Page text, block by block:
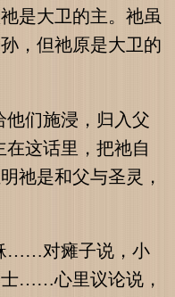
是大卫的主。祂虽
，但祂原是大卫的
他们施浸，归入父
在这话里，把祂自
祂是和父与圣灵，
……对瘫子说，小
……心里议论说，